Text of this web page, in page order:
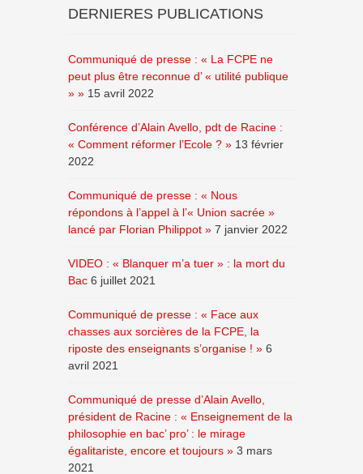
DERNIERES PUBLICATIONS
Communiqué de presse : « La FCPE ne
peut plus être reconnue d’ « utilité publique
» » 15 avril 2022
Conférence d’Alain Avello, pdt de Racine :
« Comment réformer l’Ecole ? » 13 février
2022
Communiqué de presse : « Nous
répondons à l’appel à l’« Union sacrée »
lancé par Florian Philippot » 7 janvier 2022
VIDEO : « Blanquer m’a tuer » : la mort du
Bac 6 juillet 2021
Communiqué de presse : « Face aux
chasses aux sorcières de la FCPE, la
riposte des enseignants s’organise ! » 6
avril 2021
Communiqué de presse d’Alain Avello,
président de Racine : « Enseignement de la
philosophie en bac’ pro’ : le mirage
égalitariste, encore et toujours » 3 mars
2021